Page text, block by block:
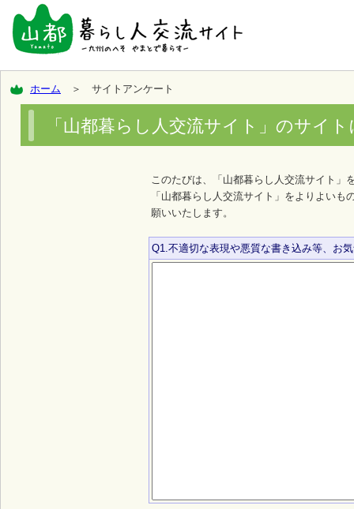
ホーム ＞ サイトアンケート
「山都暮らし人交流サイト」のサイ
このたびは、「山都暮らし人交流サイト」
「山都暮らし人交流サイト」をよりよい
願いいたします。
Q1.不適切な表現や悪質な書き込み等、お